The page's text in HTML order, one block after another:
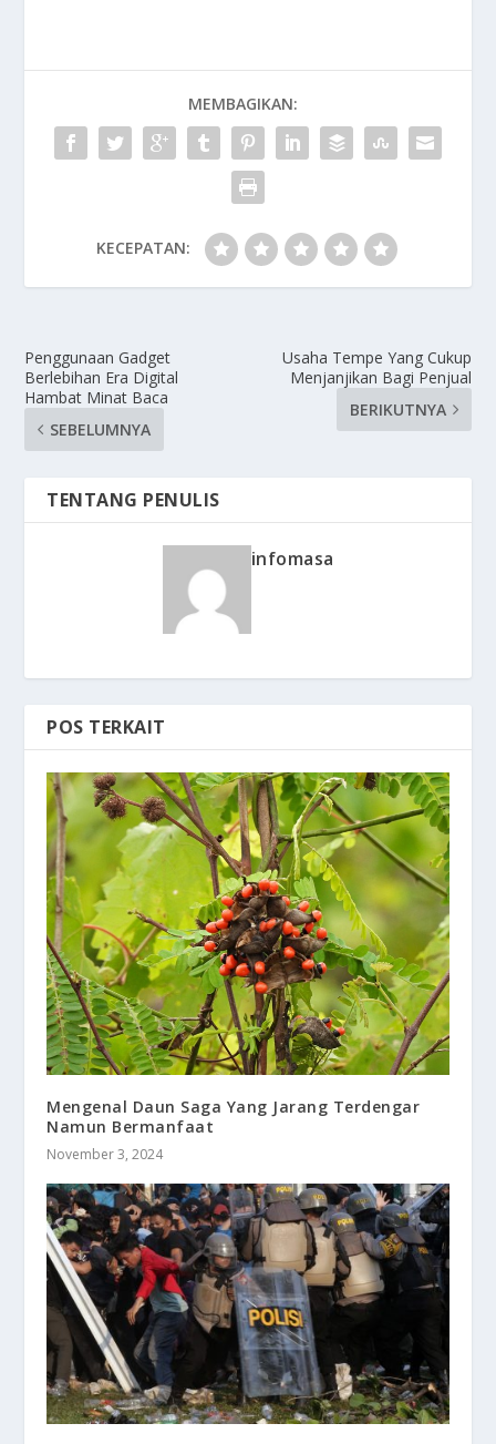
MEMBAGIKAN:
KECEPATAN:
Penggunaan Gadget
Berlebihan Era Digital
Hambat Minat Baca
SEBELUMNYA
Usaha Tempe Yang Cukup
Menjanjikan Bagi Penjual
BERIKUTNYA
TENTANG PENULIS
infomasa
POS TERKAIT
Mengenal Daun Saga Yang Jarang Terdengar
Namun Bermanfaat
November 3, 2024